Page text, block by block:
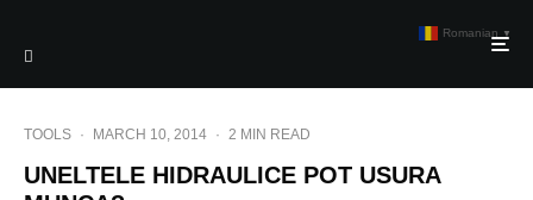
TOOLS · MARCH 10, 2014 · 2 MIN READ
UNELTELE HIDRAULICE POT USURA
Romanian ▼